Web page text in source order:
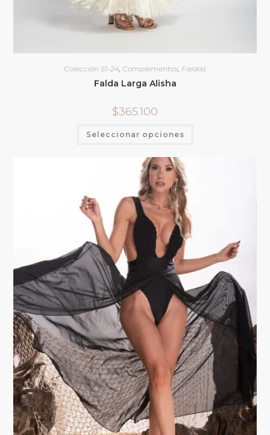
Colección S1-24, Complementos, Faldas
Falda Larga Alisha
$365.100
Seleccionar opciones